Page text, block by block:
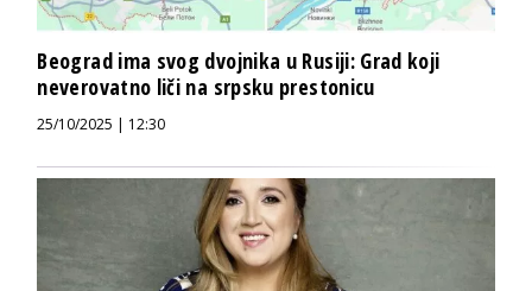
Beograd ima svog dvojnika u Rusiji: Grad koji
neverovatno liči na srpsku prestonicu
25/10/2025 | 12:30